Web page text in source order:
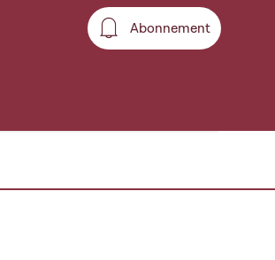
Abonnement
Abonnement